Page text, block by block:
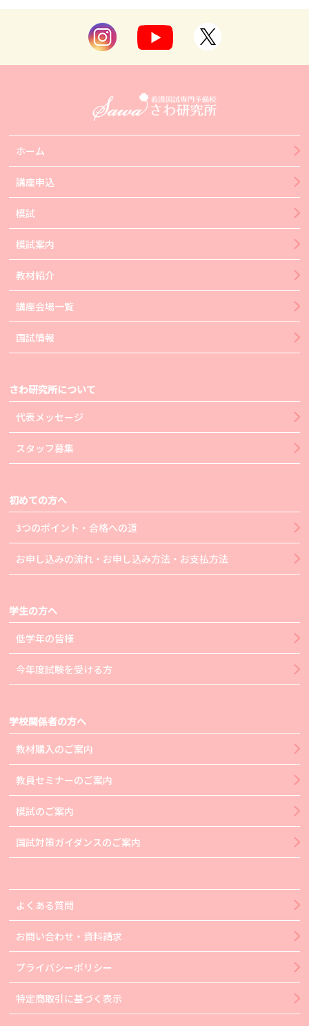
ホーム
講座申込
模試
模試案内
教材紹介
講座会場一覧
国試情報
さわ研究所について
代表メッセージ
スタッフ募集
初めての方へ
3つのポイント・合格への道
お申し込みの流れ・お申し込み方法・お支払方法
学生の方へ
低学年の皆様
今年度試験を受ける方
学校関係者の方へ
教材購入のご案内
教員セミナーのご案内
模試のご案内
国試対策ガイダンスのご案内
よくある質問
お問い合わせ・資料請求
プライバシーポリシー
特定商取引に基づく表示